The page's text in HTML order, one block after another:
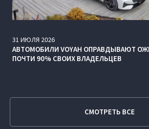
31 ИЮЛЯ 2026
АВТОМОБИЛИ VOYAH ОПРАВДЫВАЮТ
ПОЧТИ 90% СВОИХ ВЛАДЕЛЬЦЕВ
СМОТРЕТЬ ВСЕ